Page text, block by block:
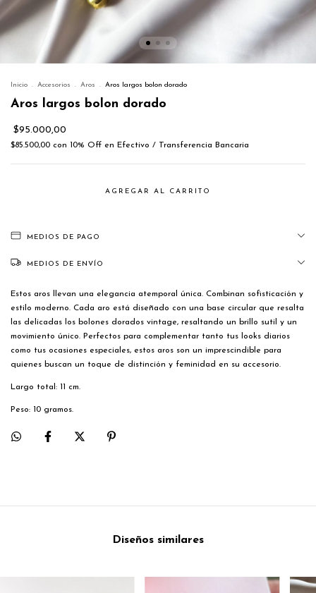
Inicio . Accesorios . Aros . Aros largos bolon dorado
Aros largos bolon dorado
$95.000,00
$85.500,00 con 10% Off en Efectivo / Transferencia Bancaria
MEDIOS DE PAGO
MEDIOS DE ENVÍO
Estos aros llevan una elegancia atemporal única. Combinan sofisticación y
estilo moderno. Cada aro está diseñado con una base circular que resalta
las delicadas los bolones dorados vintage, resaltando un brillo sutil y un
movimiento único. Perfectos para complementar tanto tus looks diarios
como tus ocasiones especiales, estos aros son un imprescindible para
quienes buscan un toque de distinción y feminidad en su accesorio.
Largo total: 11 cm.
Peso: 10 gramos.
Diseños similares